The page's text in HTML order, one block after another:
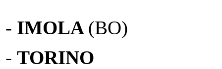
- IMOLA (BO)
- TORINO